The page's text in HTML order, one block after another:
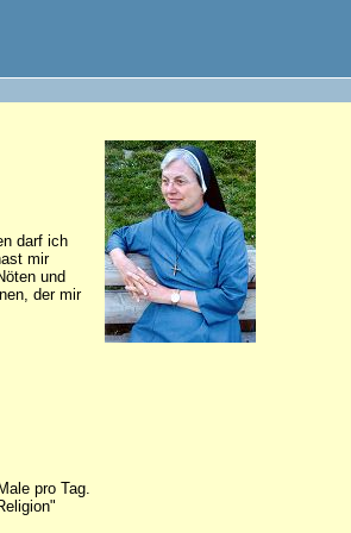
darf ich
mir
und
der mir
pro Tag.